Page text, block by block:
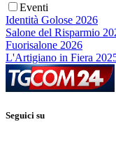
Eventi
Identità Golose 2026
Salone del Risparmio
Fuorisalone 2026
L'Artigiano in Fiera
Seguici su